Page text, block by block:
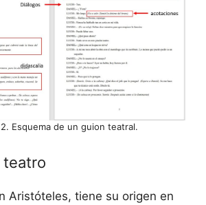
Esquema de un guion teatral.
teatro
Aristóteles, tiene su origen en